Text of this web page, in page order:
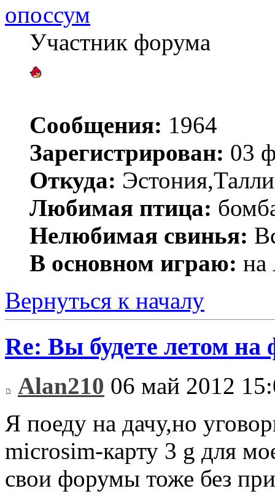
опоссум
Участник форума
Сообщения: 1964
Зарегистрирован: 03
Откуда:
Любимая птица:
Нелюбимая свинья:
В основном играю: на
Вернуться к началу
Re: Вы будете летом на
Alan210 06 май 2012
Я поеду на дачу,но
microsim-карту 3 g для
свои форумы тоже без